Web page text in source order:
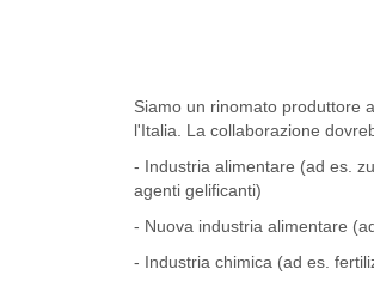
Siamo un rinomato produttore
l'Italia. La collaborazione
- Industria alimentare (ad es.
agenti gelificanti)
- Nuova industria alimentare
- Industria chimica (ad es.